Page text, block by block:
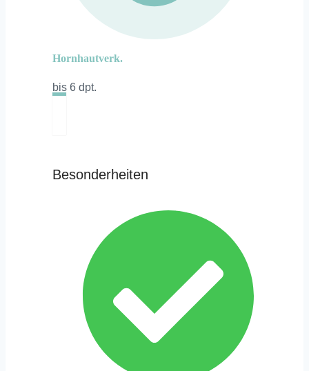
Hornhautverk.
bis 6 dpt.
Besonderheiten